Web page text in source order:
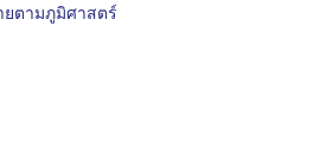
ตามภูมิศาสตร์